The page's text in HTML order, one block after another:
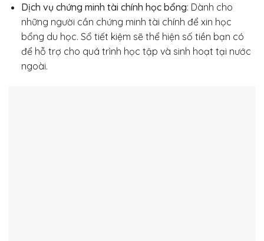
Dịch vụ chứng minh tài chính học bổng: Dành cho
những người cần chứng minh tài chính để xin học
bổng du học. Sổ tiết kiệm sẽ thể hiện số tiền bạn có
để hỗ trợ cho quá trình học tập và sinh hoạt tại nước
ngoài.